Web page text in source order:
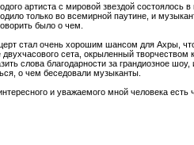
артиста с мировой звездой состоялось в
только во всемирной паутине, и
было о чем.
стал очень хорошим шансом для Ахры,
сета, окрыленный творчеством
слова благодарности за грандиозное
о чем беседовали музыканты.
и уважаемого мной человека